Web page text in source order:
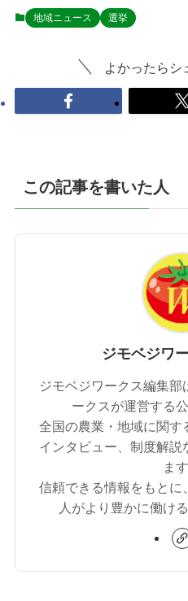
地域ニュース 選挙
よかったらシ
この記事を書いた人
ジモベジワ
ジモベジワークス編集部
ークスが運営する
全国の農業・地域に関す
インタビュー、制度解説
ます
信頼できる情報をもとに
人がより豊かに働け